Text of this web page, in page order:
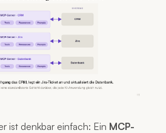
ist denkbar einfach: Ein MCP-